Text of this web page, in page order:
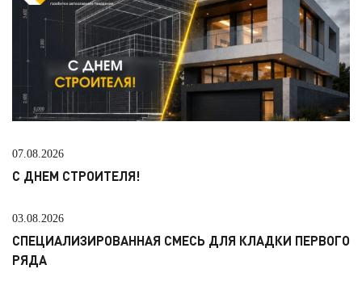
07.08.2026
С ДНЕМ СТРОИТЕЛЯ!
03.08.2026
СПЕЦИАЛИЗИРОВАННАЯ СМЕСЬ ДЛЯ КЛАДКИ ПЕРВОГО
РЯДА